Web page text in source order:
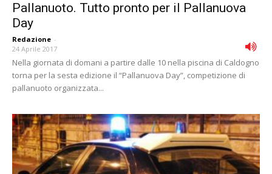
Pallanuoto. Tutto pronto per il Pallanuova
Day
Redazione -
24 Aprile 2017
Nella giornata di domani a partire dalle 10 nella piscina di Caldogno
torna per la sesta edizione il “Pallanuova Day”, competizione di
pallanuoto organizzata...